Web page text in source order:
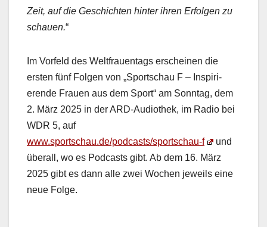
Zeit, auf die Geschicht­en hin­ter ihren Erfol­gen zu
schauen.“
Im Vor­feld des Welt­frauen­tags erscheinen die
ersten fünf Fol­gen von „Sports­chau F – Inspiri­
erende Frauen aus dem Sport“ am Son­ntag, dem
2. März 2025 in der ARD-Audio­thek, im Radio bei
WDR 5, auf
www.sportschau.de/podcasts/sportschau‑f
und
über­all, wo es Pod­casts gibt. Ab dem 16. März
2025 gibt es dann alle zwei Wochen jew­eils eine
neue Folge.